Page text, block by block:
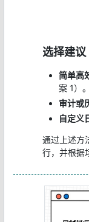
选择建议
简单高
案 1）。
审计或
自定义
通过上述方
行，并根据